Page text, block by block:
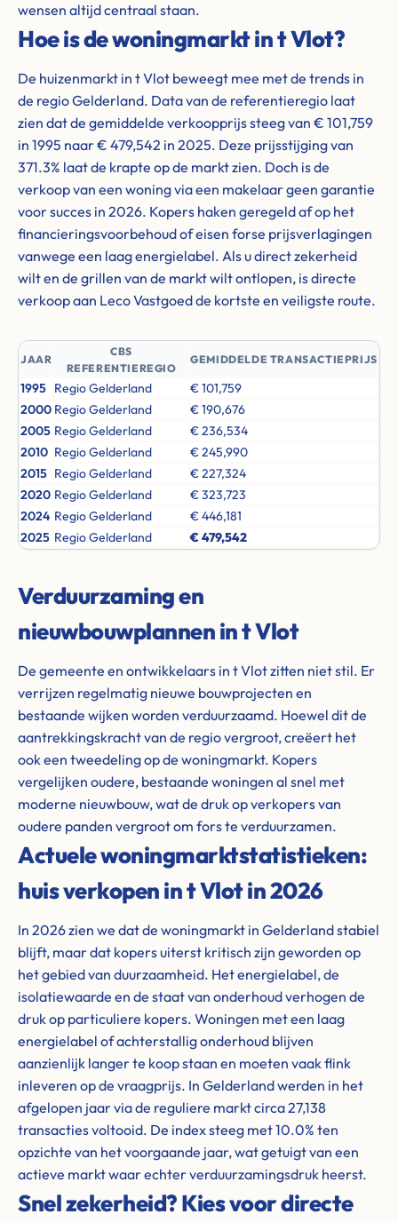
wensen altijd centraal staan.
Hoe is de woningmarkt in t Vlot?
De huizenmarkt in t Vlot beweegt mee met de trends in
de regio Gelderland. Data van de referentieregio laat
zien dat de gemiddelde verkoopprijs steeg van € 101,759
in 1995 naar € 479,542 in 2025. Deze prijsstijging van
371.3% laat de krapte op de markt zien. Doch is de
verkoop van een woning via een makelaar geen garantie
voor succes in 2026. Kopers haken geregeld af op het
financieringsvoorbehoud of eisen forse prijsverlagingen
vanwege een laag energielabel. Als u direct zekerheid
wilt en de grillen van de markt wilt ontlopen, is directe
verkoop aan Leco Vastgoed de kortste en veiligste route.
JAAR
CBS
REFERENTIEREGIO
GEMIDDELDE TRANSACTIEPRIJS
1995 Regio Gelderland
€ 101,759
2000 Regio Gelderland
€ 190,676
2005 Regio Gelderland
€ 236,534
2010 Regio Gelderland
€ 245,990
2015 Regio Gelderland
€ 227,324
2020 Regio Gelderland
€ 323,723
2024 Regio Gelderland
€ 446,181
2025 Regio Gelderland € 479,542
Verduurzaming en
nieuwbouwplannen in t Vlot
De gemeente en ontwikkelaars in t Vlot zitten niet stil. Er
verrijzen regelmatig nieuwe bouwprojecten en
bestaande wijken worden verduurzaamd. Hoewel dit de
aantrekkingskracht van de regio vergroot, creëert het
ook een tweedeling op de woningmarkt. Kopers
vergelijken oudere, bestaande woningen al snel met
moderne nieuwbouw, wat de druk op verkopers van
oudere panden vergroot om fors te verduurzamen.
Actuele woningmarktstatistieken:
huis verkopen in t Vlot in 2026
In 2026 zien we dat de woningmarkt in Gelderland stabiel
blijft, maar dat kopers uiterst kritisch zijn geworden op
het gebied van duurzaamheid. Het energielabel, de
isolatiewaarde en de staat van onderhoud verhogen de
druk op particuliere kopers. Woningen met een laag
energielabel of achterstallig onderhoud blijven
aanzienlijk langer te koop staan en moeten vaak flink
inleveren op de vraagprijs. In Gelderland werden in het
afgelopen jaar via de reguliere markt circa 27,138
transacties voltooid. De index steeg met 10.0% ten
opzichte van het voorgaande jaar, wat getuigt van een
actieve markt waar echter verduurzamingsdruk heerst.
Snel zekerheid? Kies voor directe